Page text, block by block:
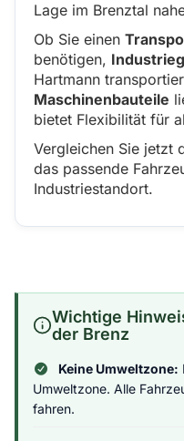
Lage im Brenztal
Ob Sie einen
benötigen,
Hartmann
Maschinenbauteile
bietet Flexibilität für
Vergleichen Sie jetzt
das passende
Industriestandort.
Wichtige
der Brenz
Keine Umweltzone:
Umweltzone. Alle
fahren.